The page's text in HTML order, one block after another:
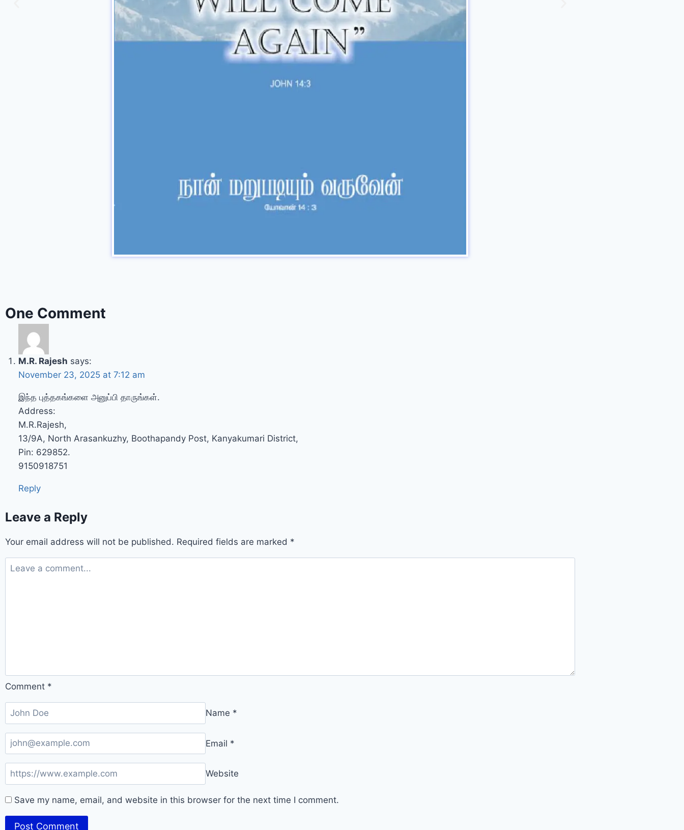
One Comment
M.R. Rajesh says:
November 23, 2025 at 7:12 am
இந்த புத்தகங்களை அனுப்பி தாருங்கள்.
Address:
M.R.Rajesh,
13/9A, North Arasankuzhy, Boothapandy Post, Kanyakumari District,
Pin: 629852.
9150918751
Reply
Leave a Reply
Your email address will not be published. Required fields are marked *
Comment *
Name *
Email *
Website
Save my name, email, and website in this browser for the next time I comment.